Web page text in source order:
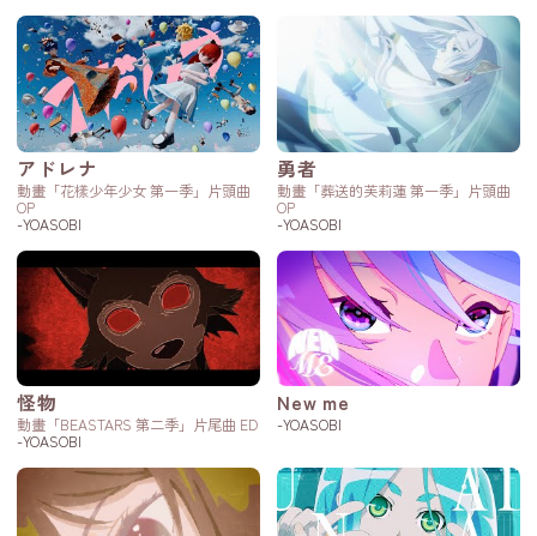
アドレナ
動畫「花樣少年少女 第一季」片頭曲
OP
-YOASOBI
勇者
動畫「葬送的芙莉蓮 第一季」片頭曲
OP
-YOASOBI
怪物
動畫「BEASTARS 第二季」片尾曲 ED
-YOASOBI
New me
-YOASOBI